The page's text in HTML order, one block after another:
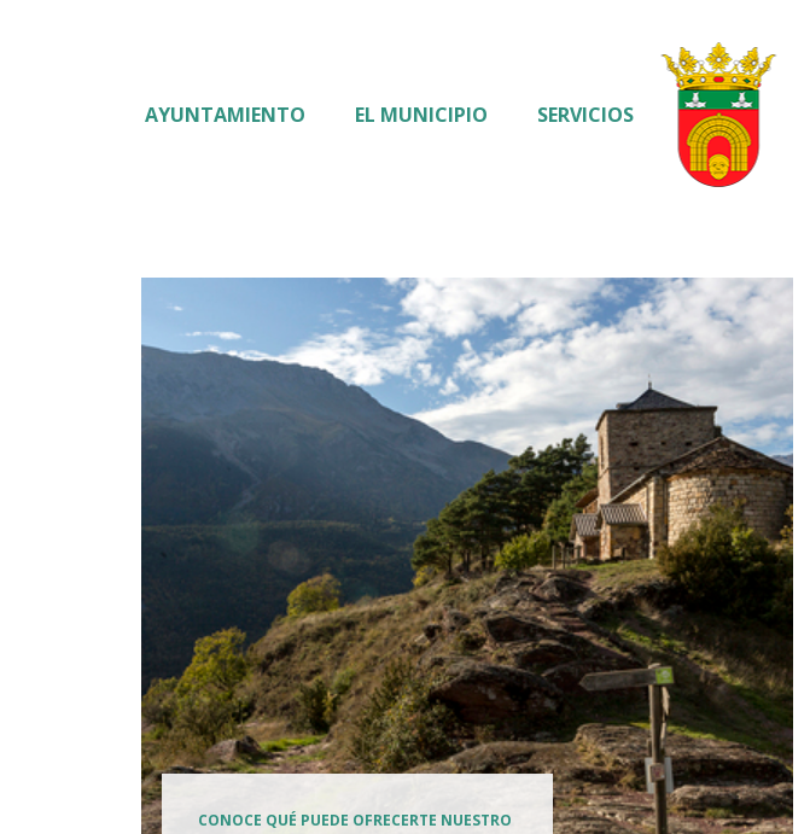
AYUNTAMIENTO EL MUNICIPIO SERVICIOS
CONOCE QUÉ PUEDE OFRECERTE NUESTRO